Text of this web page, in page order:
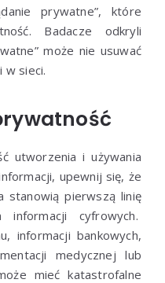
prywatne”, które
Badacze odkryli
może nie usuwać
w sieci.
utworzenia i używania
upewnij się, że
stanowią pierwszą linię
informacji cyfrowych.
informacji bankowych,
medycznej lub
mieć katastrofalne